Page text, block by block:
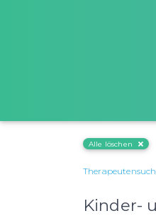
Alle löschen
Kinder-